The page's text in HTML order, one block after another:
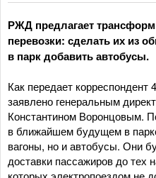
РЖД предлагает
перевозки: сделать их из
в парк добавить автобусы.
Как передает
заявлено генеральным
Константином Воронцовым.
в ближайшем будущем в
вагоны, но и автобусы. Они
доставки пассажиров до тех